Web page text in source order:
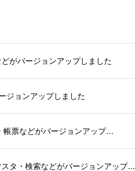
がバージョンアップしました
ジョンアップしました
帳票などがバージョンアップ…
タ・検索などがバージョンアップ…